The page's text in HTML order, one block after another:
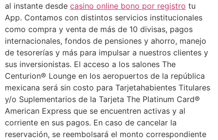
al instante desde casino online bono por registro tu
App. Contamos con distintos servicios institucionales
como compra y venta de más de 10 divisas, pagos
internacionales, fondos de pensiones y ahorro, manejo
de tesorerías y más para impulsar a nuestros clientes y
sus inversionistas. El acceso a los salones The
Centurion® Lounge en los aeropuertos de la república
mexicana será sin costo para Tarjetahabientes Titulares
y/o Suplementarios de la Tarjeta The Platinum Card®
American Express que se encuentren activas y al
corriente en sus pagos. En caso de cancelar la
reservación, se reembolsará el monto correspondiente